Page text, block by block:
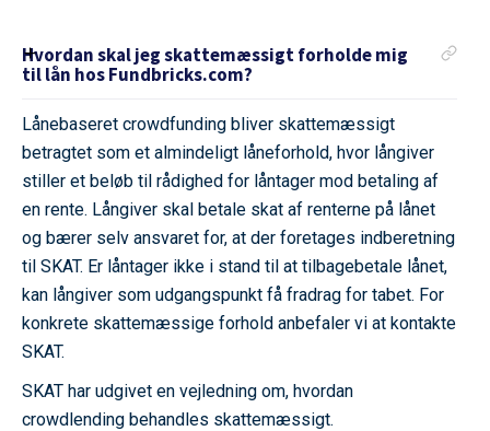
Hvordan skal jeg skattemæssigt forholde mig
til lån hos Fundbricks.com?
Lånebaseret crowdfunding bliver skattemæssigt
betragtet som et almindeligt låneforhold, hvor långiver
stiller et beløb til rådighed for låntager mod betaling af
en rente. Långiver skal betale skat af renterne på lånet
og bærer selv ansvaret for, at der foretages indberetning
til SKAT. Er låntager ikke i stand til at tilbagebetale lånet,
kan långiver som udgangspunkt få fradrag for tabet. For
konkrete skattemæssige forhold anbefaler vi at kontakte
SKAT.
SKAT har udgivet en vejledning om, hvordan
crowdlending behandles skattemæssigt.